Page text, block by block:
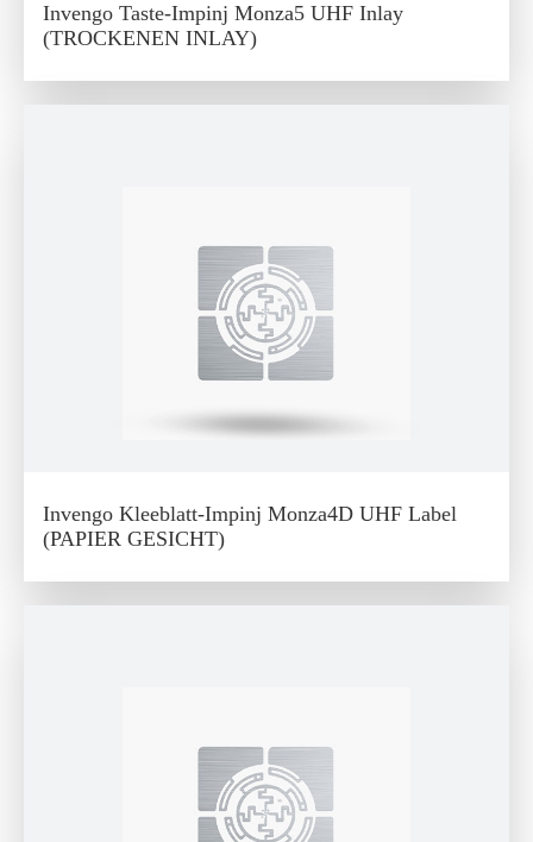
Invengo Taste-Impinj Monza5 UHF Inlay
(TROCKENEN INLAY)
Invengo Kleeblatt-Impinj Monza4D UHF Label
(PAPIER GESICHT)